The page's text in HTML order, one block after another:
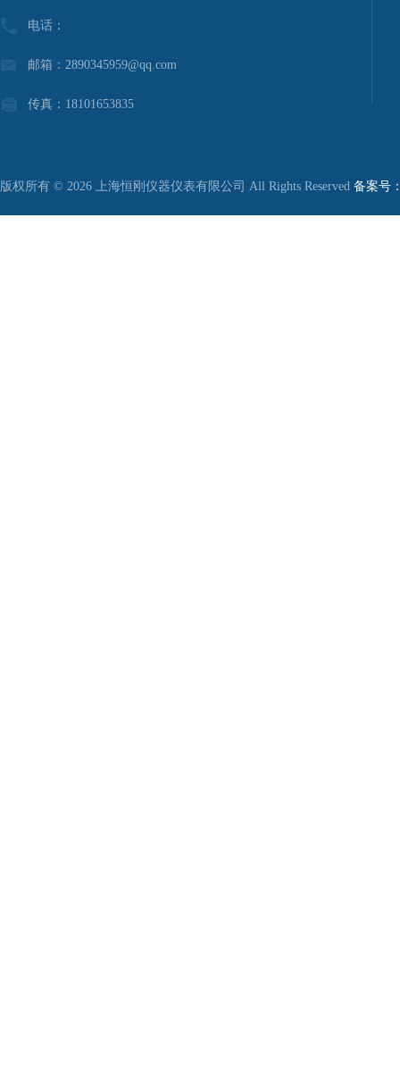
电话：
邮箱：2890345959@qq.com
传真：18101653835
版权所有 © 2026 上海恒刚仪器仪表有限公司 All Rights Reserved 备案号